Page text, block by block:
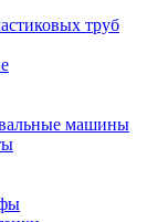
труб
машины